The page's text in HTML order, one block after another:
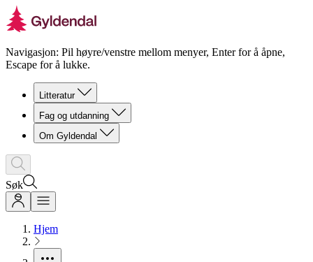
Navigasjon: Pil høyre/venstre mellom menyer, Enter for å åpne,
Escape for å lukke.
Litteratur
Fag og utdanning
Om Gyldendal
Søk
Hjem